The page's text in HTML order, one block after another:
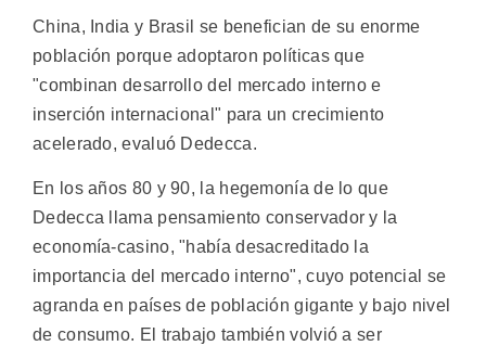
China, India y Brasil se benefician de su enorme
población porque adoptaron políticas que
"combinan desarrollo del mercado interno e
inserción internacional" para un crecimiento
acelerado, evaluó Dedecca.
En los años 80 y 90, la hegemonía de lo que
Dedecca llama pensamiento conservador y la
economía-casino, "había desacreditado la
importancia del mercado interno", cuyo potencial se
agranda en países de población gigante y bajo nivel
de consumo. El trabajo también volvió a ser